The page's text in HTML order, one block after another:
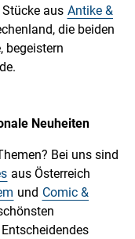
aus Antike &
die beiden
begeistern
Neuheiten
Bei uns sind
aus Österreich
und Comic &